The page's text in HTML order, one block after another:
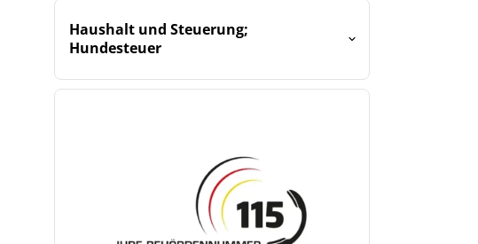
Haushalt und Steuerung;
Hundesteuer